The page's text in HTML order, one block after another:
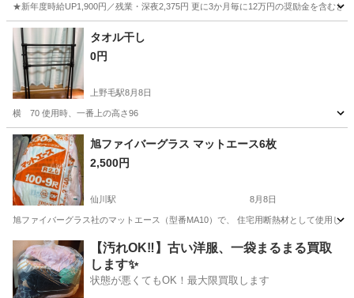
★新年度時給UP1,900円／残業・深夜2,375円 更に3か月毎に12万円の奨励金を含む
神奈川 藤沢市 その他
タオル干し
0円
上野毛駅8月8日
横 70 使用時、一番上の高さ96
東京 世田谷区 上野毛駅 その他
旭ファイバーグラス マットエース6枚
2,500円
仙川駅 8月8日
旭ファイバーグラス社のマットエース（型番MA10）で、 住宅用断熱材として使用した
東京 調布市 仙川駅 その他
【汚れOK‼️】古い洋服、一袋まるまる買取
します✨
状態が悪くてもOK！最大限買取します